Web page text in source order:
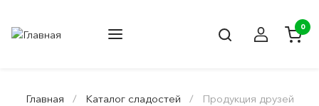
0
Главная Каталог сладостей Продукция друзей